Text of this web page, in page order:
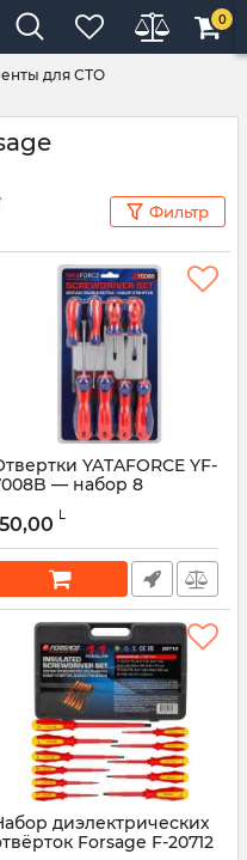
0
для СТО
Фильтр
YATAFORCE YF-
— набор 8
Артикул:
L
диэлектрических
Forsage F-20712